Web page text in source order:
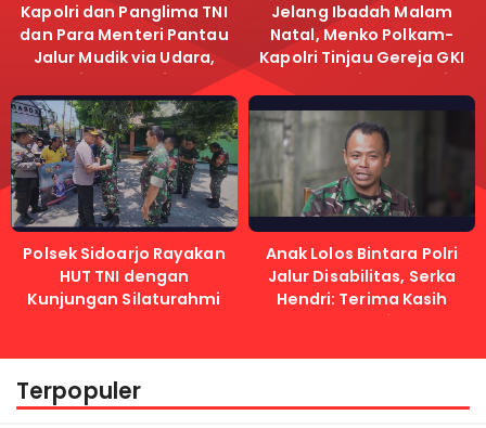
Kapolri dan Panglima TNI
dan Para Menteri Pantau
Jalur Mudik via Udara,
Pastikan Lalu Lintas
Lancar
Jelang Ibadah Malam
Natal, Menko Polkam-
Kapolri Tinjau Gereja GKI
Samanhudi dan Gereja
Polsek Sidoarjo Rayakan
HUT TNI dengan
Kunjungan Silaturahmi
Anak Lolos Bintara Polri
Jalur Disabilitas, Serka
Hendri: Terima Kasih
Kapolri
Terpopuler